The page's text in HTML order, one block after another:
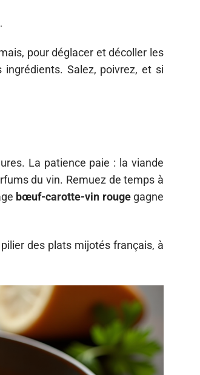
pour déglacer et décoller les
ingrédients. Salez, poivrez, et si
La patience paie : la viande
du vin. Remuez de temps à
bœuf-carotte-vin rougegagne
des plats mijotés français, à